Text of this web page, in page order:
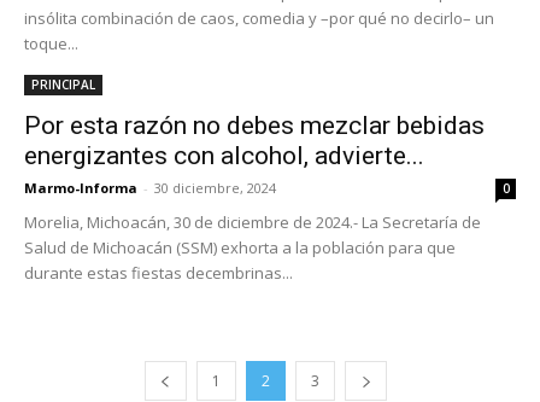
insólita combinación de caos, comedia y –por qué no decirlo– un
toque...
PRINCIPAL
Por esta razón no debes mezclar bebidas
energizantes con alcohol, advierte...
Marmo-Informa - 30 diciembre, 2024 0
Morelia, Michoacán, 30 de diciembre de 2024.- La Secretaría de
Salud de Michoacán (SSM) exhorta a la población para que
durante estas fiestas decembrinas...
1 2 3